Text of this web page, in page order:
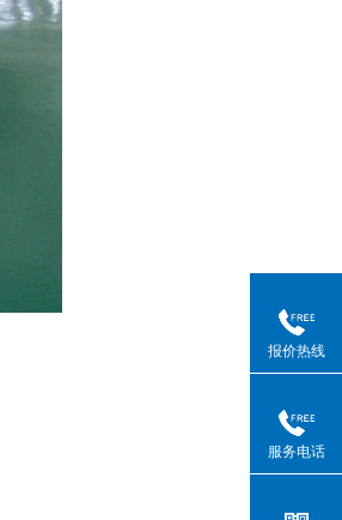
报价热线
服务电话